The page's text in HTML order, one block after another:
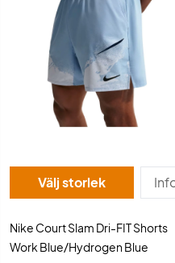
Välj storlek
Nike Court Slam Dri-FIT Shorts
Work Blue/Hydrogen Blue